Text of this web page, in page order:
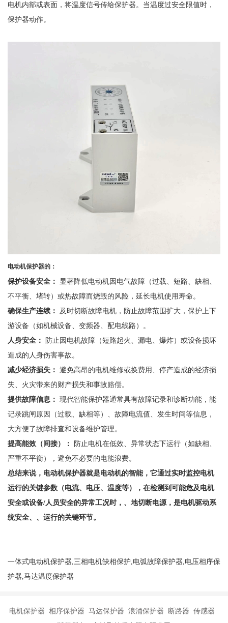
电机内部或表面，将温度信号传给保护器。当温度过安全限值时，
保护器动作。
电动机保护器的：
保护设备安全：
显著降低电动机因电气故障（过载、短路、缺相、
不平衡、堵转）或热故障而烧毁的风险，延长电机使用寿命。
确保生产连续：
及时切断故障电机，防止故障范围扩大，保护上下
游设备（如机械设备、变频器、配电线路）。
人身安全：
防止因电机故障（短路起火、漏电、爆炸）或设备损坏
造成的人身伤害事故。
减少经济损失： 避免高昂的电机维修或换费用、停产造成的经济损
失、火灾带来的财产损失和事故赔偿。
提供故障信息： 现代智能保护器通常具有故障记录和诊断功能，能
记录跳闸原因（过载、缺相等）、故障电流值、发生时间等信息，
大方便了故障排查和设备维护管理。
提高能效（间接）：
防止电机在低效、异常状态下运行（如缺相、
严重不平衡），避免不必要的电能浪费。
总结来说，电动机保护器就是电动机的智能，它通过实时监控电机
运行的关键参数（电流、电压、温度等），在检测到可能危及电机
安全或设备/人员安全的异常工况时，、地切断电源，是电机驱动系
统安全、、运行的关键环节。
一体式电动机保护器,三相电机缺相保护,电弧故障保护器,电压相序保
护器,马达温度保护器
电机保护器 相序保护器 马达保护器 浪涌保护器 断路器 传感器